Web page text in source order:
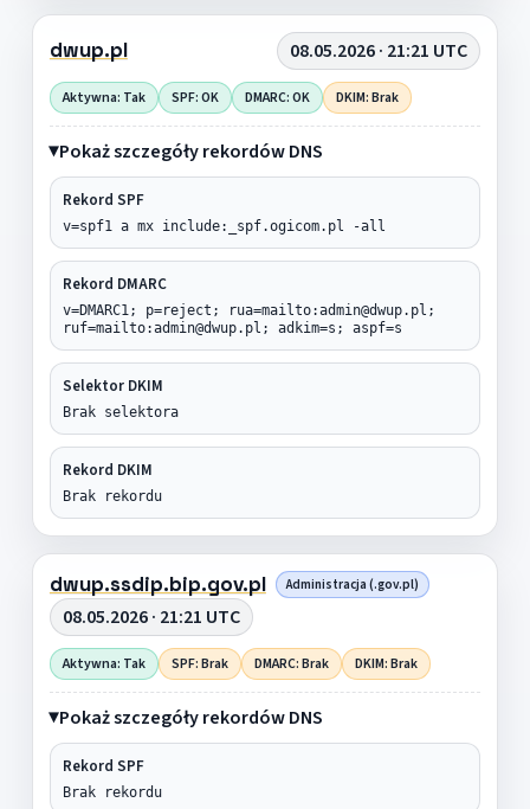
dwup.pl 08.05.2026 · 21:21 UTC
Aktywna: Tak SPF: OK DMARC: OK DKIM: Brak
Pokaż szczegóły rekordów DNS
Rekord SPF
v=spf1 a mx include:_spf.ogicom.pl -all
Rekord DMARC
v=DMARC1; p=reject; rua=mailto:admin@dwup.pl;
ruf=mailto:admin@dwup.pl; adkim=s; aspf=s
Selektor DKIM
Brak selektora
Rekord DKIM
Brak rekordu
dwup.ssdip.bip.gov.pl Administracja (.gov.pl)
08.05.2026 · 21:21 UTC
Aktywna: Tak SPF: Brak DMARC: Brak DKIM: Brak
Pokaż szczegóły rekordów DNS
Rekord SPF
Brak rekordu